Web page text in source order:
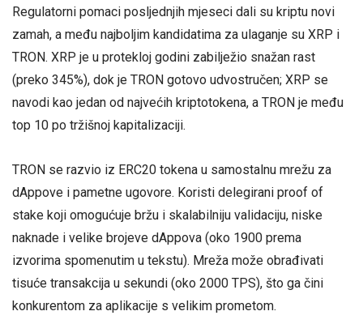
Regulatorni pomaci posljednjih mjeseci dali su kriptu novi
zamah, a među najboljim kandidatima za ulaganje su XRP i
TRON. XRP je u protekloj godini zabilježio snažan rast
(preko 345%), dok je TRON gotovo udvostručen; XRP se
navodi kao jedan od najvećih kriptotokena, a TRON je među
top 10 po tržišnoj kapitalizaciji.
TRON se razvio iz ERC20 tokena u samostalnu mrežu za
dAppove i pametne ugovore. Koristi delegirani proof of
stake koji omogućuje bržu i skalabilniju validaciju, niske
naknade i velike brojeve dAppova (oko 1900 prema
izvorima spomenutim u tekstu). Mreža može obrađivati
tisuće transakcija u sekundi (oko 2000 TPS), što ga čini
konkurentom za aplikacije s velikim prometom.